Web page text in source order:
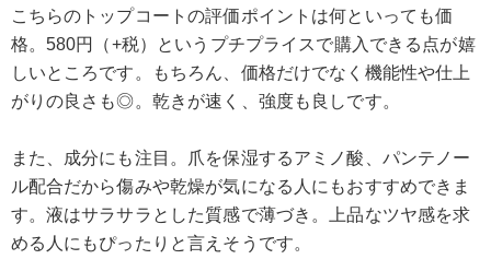
こちらのトップコートの評価ポイントは何といっても価
格。580円（+税）というプチプライスで購入できる点が嬉
しいところです。もちろん、価格だけでなく機能性や仕上
がりの良さも◎。乾きが速く、強度も良しです。
また、成分にも注目。爪を保湿するアミノ酸、パンテノー
ル配合だから傷みや乾燥が気になる人にもおすすめできま
す。液はサラサラとした質感で薄づき。上品なツヤ感を求
める人にもぴったりと言えそうです。